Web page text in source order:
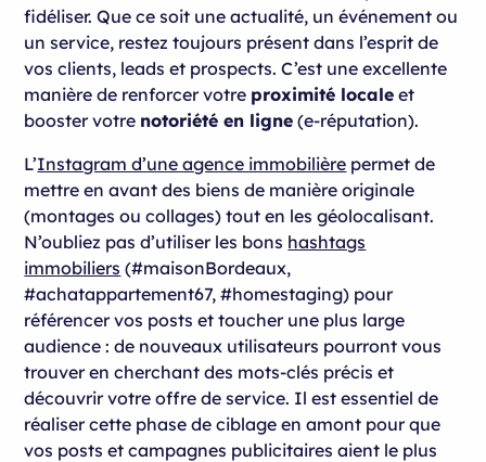
fidéliser. Que ce soit une actualité, un événement ou
un service, restez toujours présent dans l’esprit de
vos clients, leads et prospects. C’est une excellente
manière de renforcer votre proximité locale et
booster votre notoriété en ligne (e-réputation).
L’Instagram d’une agence immobilière permet de
mettre en avant des biens de manière originale
(montages ou collages) tout en les géolocalisant.
N’oubliez pas d’utiliser les bons hashtags
immobiliers (#maisonBordeaux,
#achatappartement67, #homestaging) pour
référencer vos posts et toucher une plus large
audience : de nouveaux utilisateurs pourront vous
trouver en cherchant des mots-clés précis et
découvrir votre offre de service. Il est essentiel de
réaliser cette phase de ciblage en amont pour que
vos posts et campagnes publicitaires aient le plus